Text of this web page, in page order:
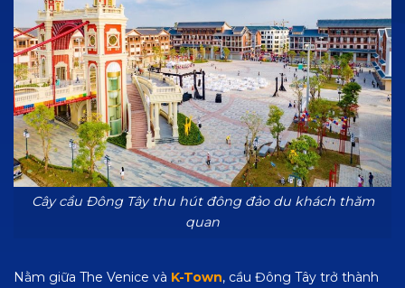
Cây cầu Đông Tây thu hút đông đảo du khách thăm
quan
Nằm giữa The Venice và K-Town, cầu Đông Tây trở thành